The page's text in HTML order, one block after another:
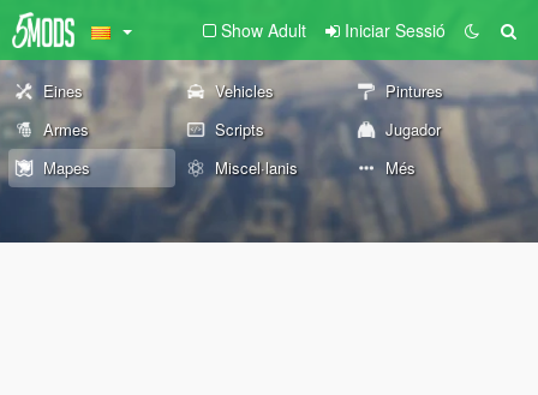
Show Adult Iniciar Sessió
Eines Vehicles
Pintures
Armes
Scripts
Jugador
Mapes
Miscel·lanis Més